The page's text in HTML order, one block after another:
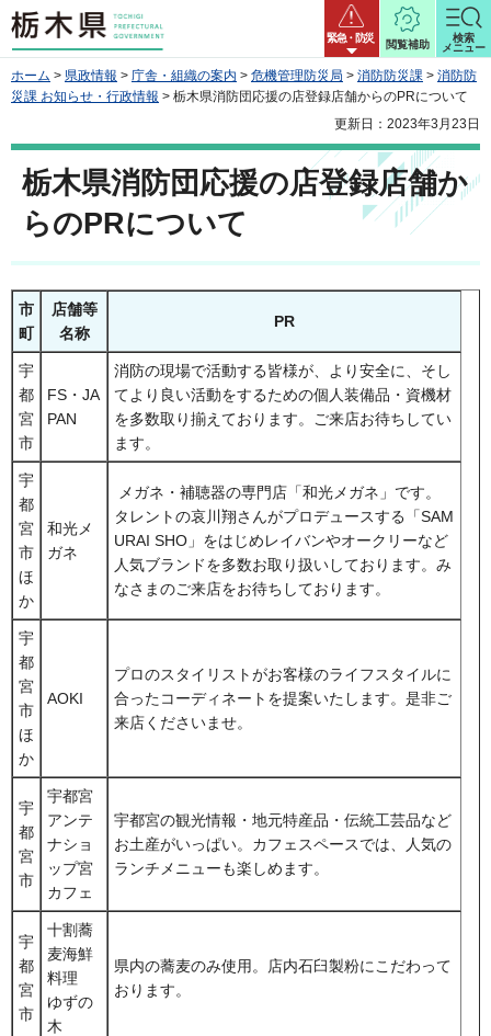
栃木県 緊急・防災
閲覧補助
検索
メニュー
ホーム > 県政情報 > 庁舎・組織の案内 > 危機管理防災局 > 消防防災課 > 消防防
災課 お知らせ・行政情報 > 栃木県消防団応援の店登録店舗からのPRについて
更新日：2023年3月23日
栃木県消防団応援の店登録店舗か
らのPRについて
市
町
店舗等
名称
PR
宇
都
宮
市
FS・JA
PAN
消防の現場で活動する皆様が、より安全に、そし
てより良い活動をするための個人装備品・資機材
を多数取り揃えております。ご来店お待ちしてい
ます。
宇
都
宮
市
ほ
か
和光メ
ガネ
メガネ・補聴器の専門店「和光メガネ」です。
タレントの哀川翔さんがプロデュースする「SAM
URAI SHO」をはじめレイバンやオークリーなど
人気ブランドを多数お取り扱いしております。み
なさまのご来店をお待ちしております。
宇
都
宮
市
ほ
か
AOKI
プロのスタイリストがお客様のライフスタイルに
合ったコーディネートを提案いたします。是非ご
来店くださいませ。
宇
都
宮
市
宇都宮
アンテ
ナショ
ップ宮
カフェ
宇都宮の観光情報・地元特産品・伝統工芸品など
お土産がいっぱい。カフェスペースでは、人気の
ランチメニューも楽しめます。
宇
都
宮
市
十割蕎
麦海鮮
料理
ゆずの
木
県内の蕎麦のみ使用。店内石臼製粉にこだわって
おります。